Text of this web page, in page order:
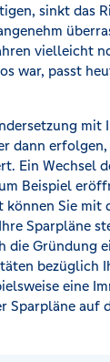
sinkt das
vielleicht
war, passt
mit
dann
Ein Wechsel
Beispiel
Sie mit
Sparpläne
die Gründung
bezüglich
eine
Sparpläne auf